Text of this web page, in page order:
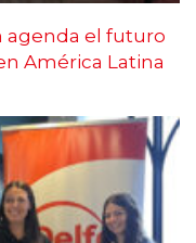
agenda el futuro
América Latina